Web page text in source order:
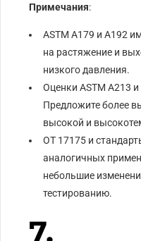
Примечания:
ASTM A179 и A192
на растяжение и
низкого давления.
Оценки ASTM A213
Предложите более
высокой и
ОТ 17175 и
аналогичных
небольшие
тестированию.
7.